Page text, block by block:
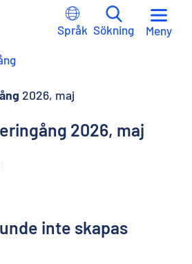
Språk Sökning Meny
2026, maj
2026, maj
inte skapas